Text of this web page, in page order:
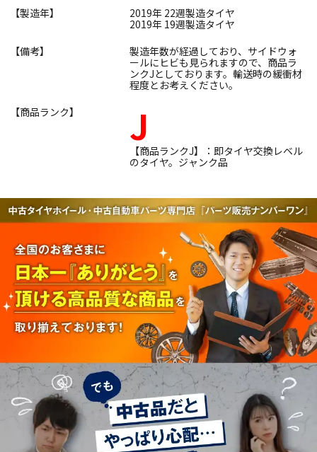
【製造年】
2019年 22週製造タイヤ
2019年 19週製造タイヤ
【備考】
製造年数が経過しており、サイドウォ
ールにヒビも見られますので、商品ラ
ンクJとしております。輸送時の緩衝材
程度とお考えください。
【商品ランク】
J
【商品ランクJ】：即タイヤ交換レベル
のタイヤ。ジャンク品